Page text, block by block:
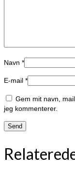
Navn *
E-mail *
Gem mit navn,
jeg kommenterer.